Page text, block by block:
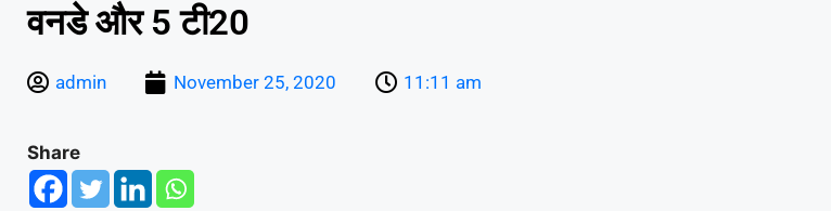
वनडे और 5 टी20
admin November 25, 2020 11:11 am
Share